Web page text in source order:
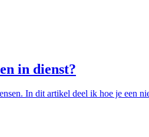
in dienst?
In dit artikel deel ik hoe je een